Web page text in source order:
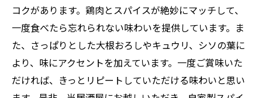
コクがあります。鶏肉とスパイスが絶妙にマッチして、
一度食べたら忘れられない味わいを提供しています。ま
た、さっぱりとした大根おろしやキュウリ、シソの葉に
より、味にアクセントを加えています。一度ご賞味いた
だければ、きっとリピートしていただける味わいと思い